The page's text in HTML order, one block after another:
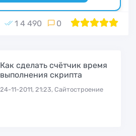
1 4 490 0 100
1 2 3 4 5
Как сделать счётчик время
выполнения скрипта
24-11-2011, 21:23, Сайтостроение